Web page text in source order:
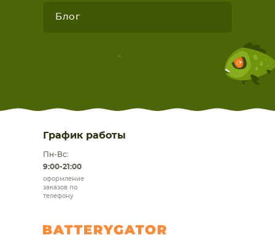
Блог
График работы
Пн-Вс:
9:00-21:00
оформление
заказов по
телефону